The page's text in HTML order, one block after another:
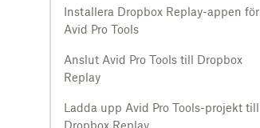
Installera Dropbox Replay-appen för
Avid Pro Tools
Anslut Avid Pro Tools till Dropbox
Replay
Ladda upp Avid Pro Tools-projekt till
Dropbox Replay